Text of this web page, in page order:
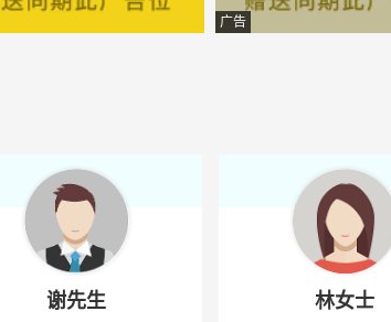
-云南兰坪
广告
谢先生 林女士